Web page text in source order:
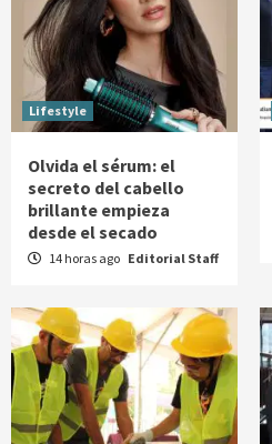
Lifestyle
Olvida el sérum: el
secreto del cabello
brillante empieza
desde el secado
14 horas ago Editorial Staff